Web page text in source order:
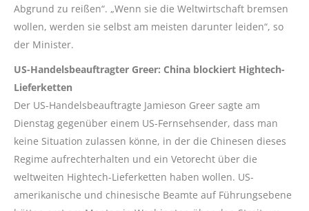
Abgrund zu reißen“. „Wenn sie die Weltwirtschaft bremsen
wollen, werden sie selbst am meisten darunter leiden“, so
der Minister.
US-Handelsbeauftragter Greer: China blockiert Hightech-
Lieferketten
Der US-Handelsbeauftragte Jamieson Greer sagte am
Dienstag gegenüber einem US-Fernsehsender, dass man
keine Situation zulassen könne, in der die Chinesen dieses
Regime aufrechterhalten und ein Vetorecht über die
weltweiten Hightech-Lieferketten haben wollen. US-
amerikanische und chinesische Beamte auf Führungsebene